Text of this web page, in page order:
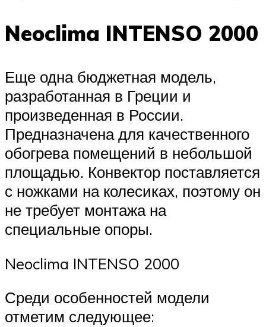
Neoclima INTENSO 2000
Еще одна бюджетная модель,
разработанная в Греции и
произведенная в России.
Предназначена для качественного
обогрева помещений в небольшой
площадью. Конвектор поставляется
с ножками на колесиках, поэтому он
не требует монтажа на
специальные опоры.
Neoclima INTENSO 2000
Среди особенностей модели
отметим следующее: